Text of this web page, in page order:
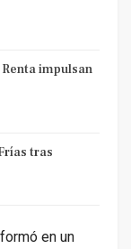
impulsan
tras
en un